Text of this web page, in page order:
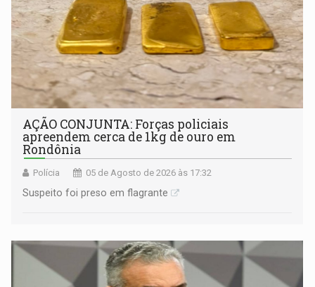
AÇÃO CONJUNTA: Forças policiais
apreendem cerca de 1kg de ouro em
Rondônia
Polícia 05 de Agosto de 2026 às 17:32
Suspeito foi preso em flagrante